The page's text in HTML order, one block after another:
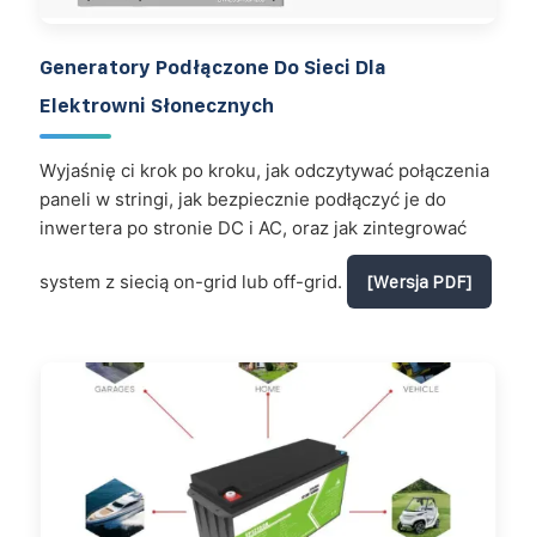
Generatory Podłączone Do Sieci Dla
Elektrowni Słonecznych
Wyjaśnię ci krok po kroku, jak odczytywać połączenia
paneli w stringi, jak bezpiecznie podłączyć je do
inwertera po stronie DC i AC, oraz jak zintegrować
system z siecią on-grid lub off-grid. [Wersja PDF]